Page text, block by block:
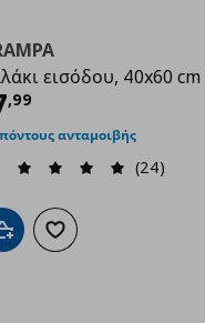
εισόδου, 40x60 cm
,99 τιμή
ανταμοιβής
(24)
Προσθήκη στο καλάθι
Προσθήκη στα